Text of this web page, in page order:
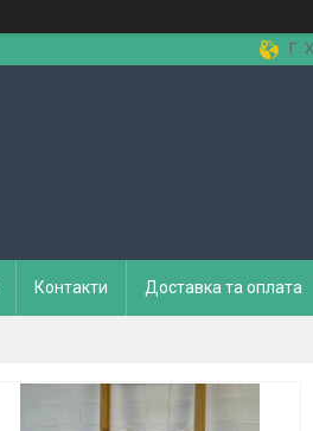
Г.
Контакти Доставка та оплата